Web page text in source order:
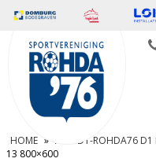
HOME » ASW D1-ROHDA76 D1
13 800×600